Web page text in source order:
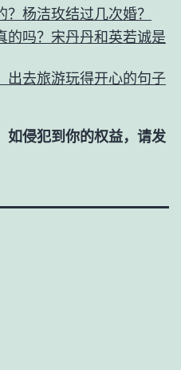
杨洁玫结过几次婚？
的吗？宋丹丹和英若诚是
出去旅游玩得开心的句子
如侵犯到你的权益，请发